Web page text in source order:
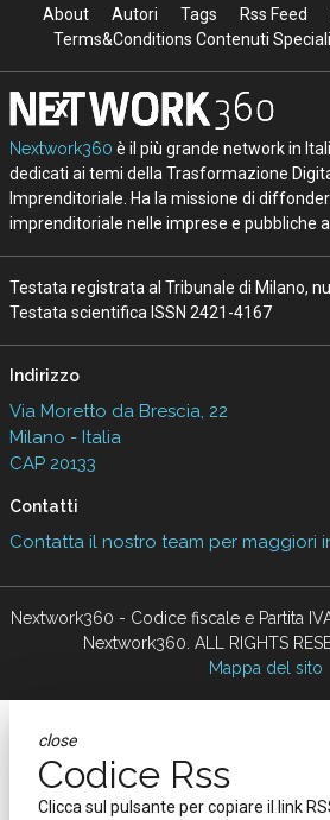
About Autori Tags Rss Feed
Terms&Conditions Contenuti
Nextwork360 è il più grande network in
dedicati ai temi della Trasformazione
Imprenditoriale. Ha la missione di
imprenditoriale nelle imprese e pubbliche
Testata registrata al Tribunale di Milano,
Testata scientifica ISSN 2421-4167
Indirizzo
Via Moretto da Brescia, 22
Milano - Italia
CAP 20133
Contatti
Contatta il nostro team per maggiori
Nextwork360 - Codice fiscale e Partita
Nextwork360. ALL RIGHTS
Mappa del sito
close
Codice Rss
Clicca sul pulsante per copiare il link